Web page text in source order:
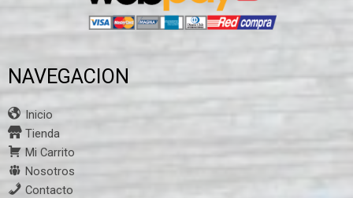
NAVEGACION
Inicio
Tienda
Mi Carrito
Nosotros
Contacto